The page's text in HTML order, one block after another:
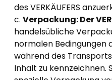
des VERKÄUFERS
c. Verpackung: Der
handelsübliche
normalen Bedingungen
während des
Inhalt zu kennzeichnen.